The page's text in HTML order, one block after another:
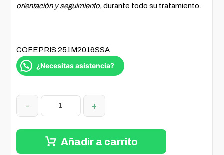
orientación y seguimiento,durante todo su tratamiento.
COFEPRIS 251M2016SSA
¿Necesitas asistencia?
- +
Añadir a carrito